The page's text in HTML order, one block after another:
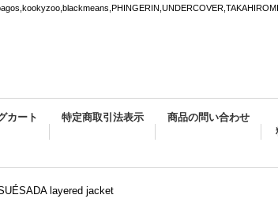
カート 特定商取引法表示 商品の問い合わせ
layered jacket